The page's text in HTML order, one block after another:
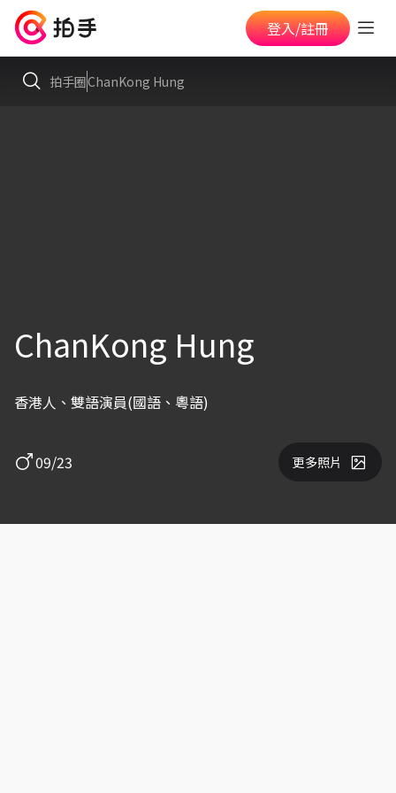
登入/註冊
拍手圈ChanKong Hung
ChanKong Hung
香港人、雙語演員(國語、粵語)
09/23 更多照片